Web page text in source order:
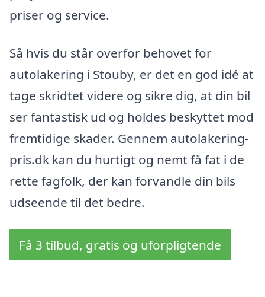
priser og service.
Så hvis du står overfor behovet for
autolakering i Stouby, er det en god idé at
tage skridtet videre og sikre dig, at din bil
ser fantastisk ud og holdes beskyttet mod
fremtidige skader. Gennem autolakering-
pris.dk kan du hurtigt og nemt få fat i de
rette fagfolk, der kan forvandle din bils
udseende til det bedre.
Få 3 tilbud, gratis og uforpligtende